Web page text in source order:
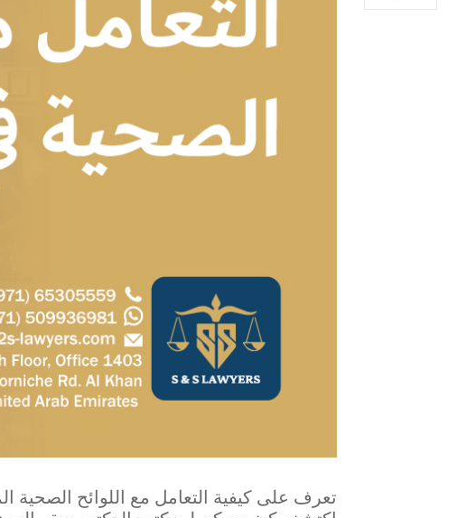
تعرف على كيفية التعامل مع اللوائح الصحية